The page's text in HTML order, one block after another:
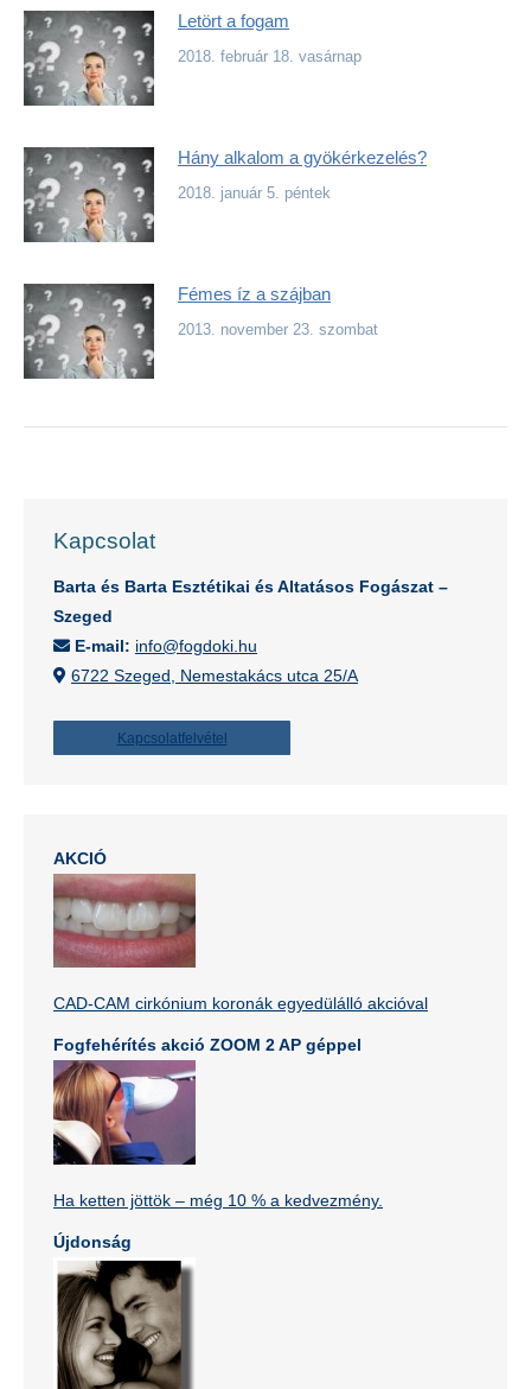
Letört a fogam
2018. február 18. vasárnap
Hány alkalom a gyökérkezelés?
2018. január 5. péntek
Fémes íz a szájban
2013. november 23. szombat
Kapcsolat
Barta és Barta Esztétikai és Altatásos Fogászat –
Szeged
E-mail: info@fogdoki.hu
6722 Szeged, Nemestakács utca 25/A
Kapcsolatfelvétel
AKCIÓ
CAD-CAM cirkónium koronák egyedülálló akcióval
Fogfehérítés akció ZOOM 2 AP géppel
Ha ketten jöttök – még 10 % a kedvezmény.
Újdonság